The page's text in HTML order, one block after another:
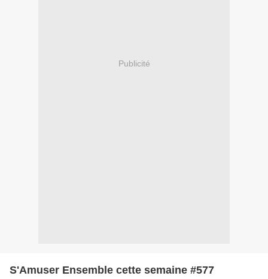
Publicité
S'Amuser Ensemble cette semaine #577